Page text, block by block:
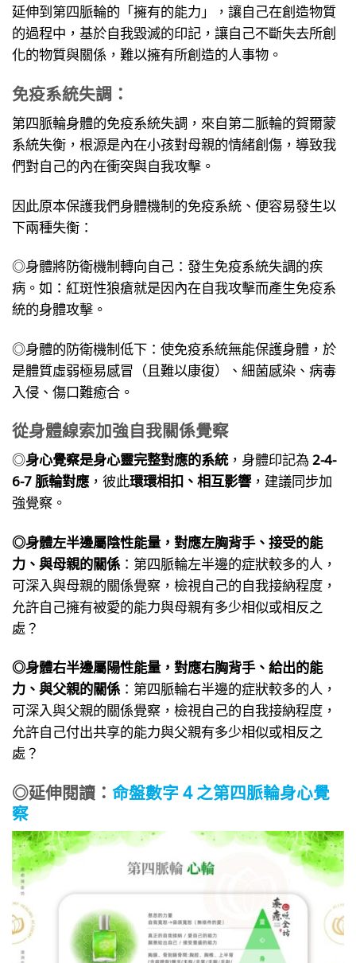
延伸到第四脈輪的「擁有的能力」，讓自己在創造物質
的過程中，基於自我毀滅的印記，讓自己不斷失去所創
化的物質與關係，難以擁有所創造的人事物。
免疫系統失調：
第四脈輪身體的免疫系統失調，來自第二脈輪的賀爾蒙
系統失衡，根源是內在小孩對母親的情緒創傷，導致我
們對自己的內在衝突與自我攻擊。
因此原本保護我們身體機制的免疫系統、便容易發生以
下兩種失衡：
◎身體將防衛機制轉向自己：發生免疫系統失調的疾
病。如：紅斑性狼瘡就是因內在自我攻擊而產生免疫系
統的身體攻擊。
◎身體的防衛機制低下：使免疫系統無能保護身體，於
是體質虛弱極易感冒（且難以康復）、細菌感染、病毒
入侵、傷口難癒合。
從身體線索加強自我關係覺察
◎身心覺察是身心靈完整對應的系統，身體印記為 2-4-
6-7 脈輪對應，彼此環環相扣、相互影響，建議同步加
強覺察。
◎身體左半邊屬陰性能量，對應左胸背手、接受的能
力、與母親的關係 ：第四脈輪左半邊的症狀較多的人，
可深入與母親的關係覺察，檢視自己的自我接納程度，
允許自己擁有被愛的能力與母親有多少相似或相反之
處？
◎身體右半邊屬陽性能量，對應右胸背手、給出的能
力、與父親的關係 ：第四脈輪右半邊的症狀較多的人，
可深入與父親的關係覺察，檢視自己的自我接納程度，
允許自己付出共享的能力與父親有多少相似或相反之
處？
◎延伸閱讀： 命盤數字 4 之第四脈輪身心覺
察